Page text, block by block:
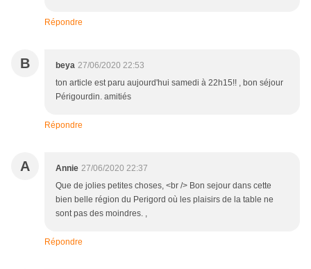
Répondre
B beya 27/06/2020 22:53
ton article est paru aujourd'hui samedi à 22h15!! , bon séjour
Périgourdin. amitiés
Répondre
A Annie 27/06/2020 22:37
Que de jolies petites choses, <br /> Bon sejour dans cette
bien belle région du Perigord où les plaisirs de la table ne
sont pas des moindres. ,
Répondre